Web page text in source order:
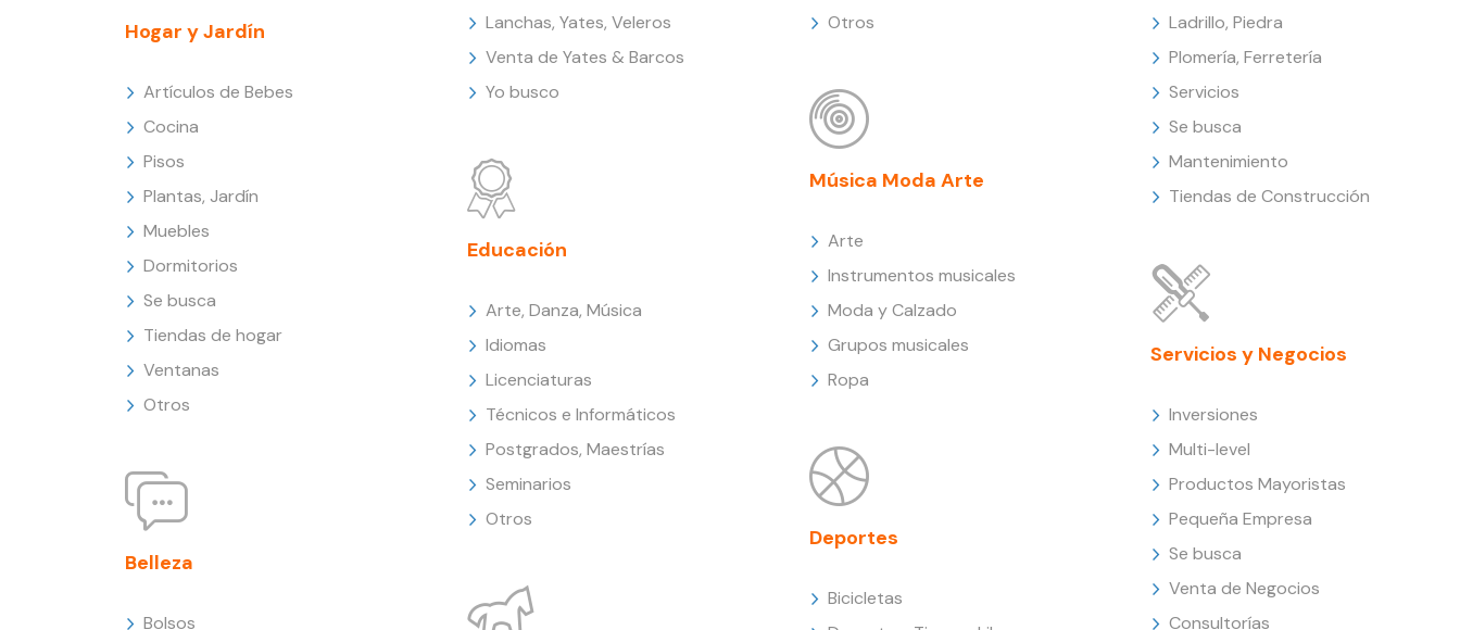
Hogar y Jardín
Artículos de Bebes
Cocina
Pisos
Plantas, Jardín
Muebles
Dormitorios
Se busca
Tiendas de hogar
Ventanas
Otros
Belleza
Bolsos
Lanchas, Yates, Veleros
Venta de Yates & Barcos
Yo busco
Educación
Arte, Danza, Música
Idiomas
Licenciaturas
Técnicos e Informáticos
Postgrados, Maestrías
Seminarios
Otros
Otros
Música Moda Arte
Arte
Instrumentos musicales
Moda y Calzado
Grupos musicales
Ropa
Deportes
Bicicletas
Ladrillo, Piedra
Plomería, Ferretería
Servicios
Se busca
Mantenimiento
Tiendas de Construcción
Servicios y Negocios
Inversiones
Multi-level
Productos Mayoristas
Pequeña Empresa
Se busca
Venta de Negocios
Consultorías